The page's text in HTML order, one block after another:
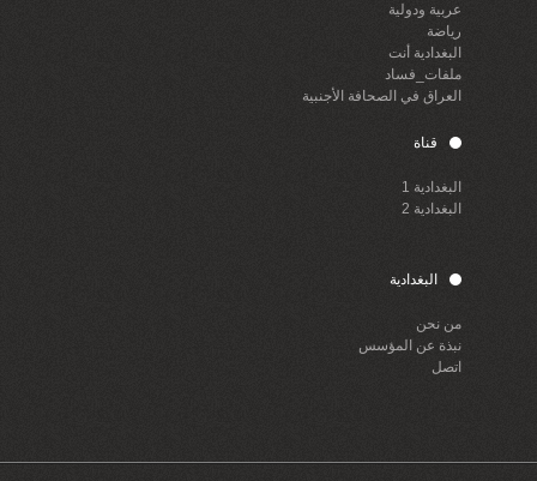
عربية ودولية
رياضة
البغدادية أنت
ملفات_فساد
العراق في الصحافة الأجنبية
قناة
البغدادية 1
البغدادية 2
البغدادية
من نحن
نبذة عن المؤسس
اتصل